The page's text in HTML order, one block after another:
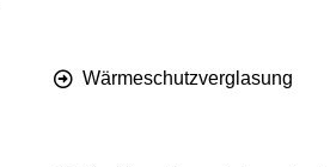
Wärmeschutzverglasung